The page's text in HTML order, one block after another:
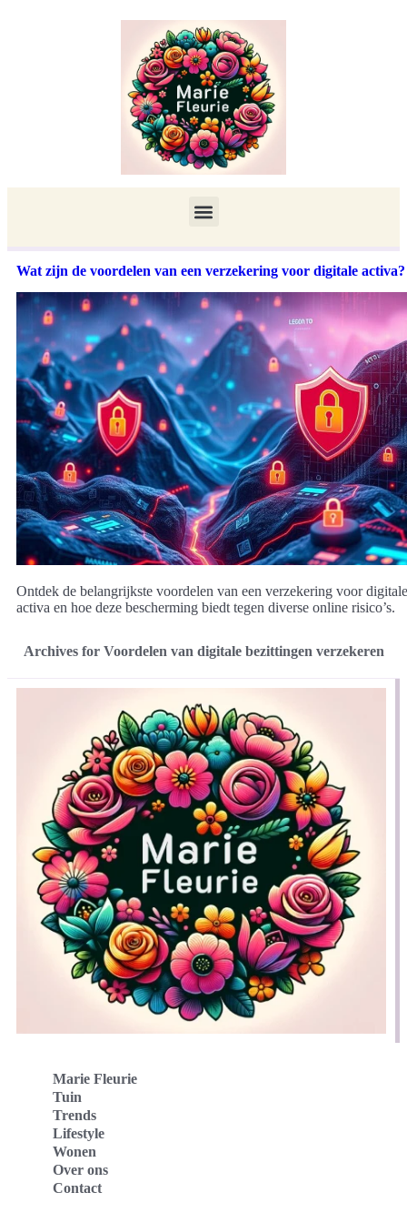
Wat zijn de voordelen van een verzekering voor digitale activa?
Ontdek de belangrijkste voordelen van een verzekering voor digitale
activa en hoe deze bescherming biedt tegen diverse online risico’s.
Archives for Voordelen van digitale bezittingen verzekeren
Marie Fleurie
Tuin
Trends
Lifestyle
Wonen
Over ons
Contact